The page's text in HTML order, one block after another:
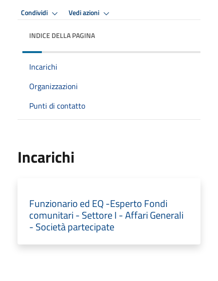
Condividi Vedi azioni
INDICE DELLA PAGINA
Incarichi
Organizzazioni
Punti di contatto
Incarichi
Funzionario ed EQ -Esperto Fondi
comunitari - Settore I - Affari Generali
- Società partecipate